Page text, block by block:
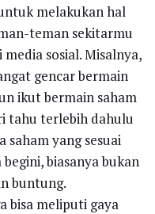
melakukan hal
teman sekitarmu
sosial. Misalnya,
gencar bermain
ikut bermain saham
tahu terlebih dahulu
saham yang sesuai
biasanya bukan
buntung.
bisa meliputi gaya